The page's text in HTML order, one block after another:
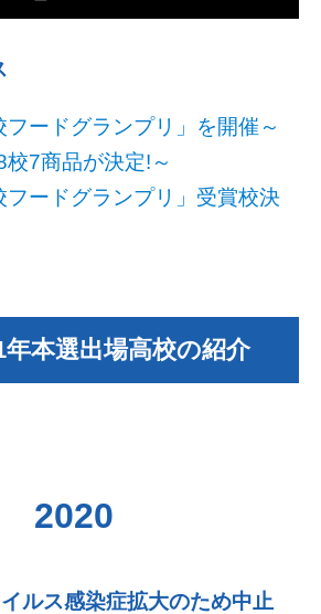
フードグランプリ」を開催～
7商品が決定!～
フードグランプリ」受賞校決
年本選出場高校の紹介
2020
ルス感染症拡大のため中止